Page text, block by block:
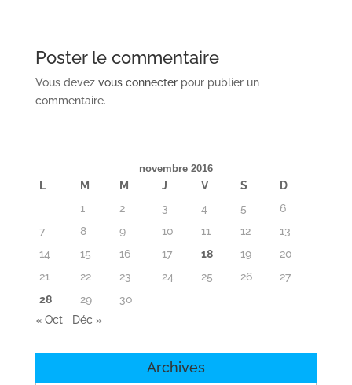
Poster le commentaire
Vous devez vous connecterpour publier un
commentaire.
novembre 2016
L M M J V S
D
1
2 3 4 5
6
7
8 9 10 11 12
13
14
15 16 17 18 19
20
21
22 23 24 25 26
27
28
29
30
« Oct
Déc »
Archives